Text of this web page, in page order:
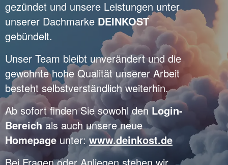
gezündet und unsere Leistungen unter
unserer Dachmarke DEINKOST
gebündelt.
Unser Team bleibt unverändert und die
gewohnte hohe Qualität unserer Arbeit
besteht selbstverständlich weiterhin.
Ab sofort finden Sie sowohl denLogin-
Bereichals auch unsere neue
Homepage unter:www.deinkost.de